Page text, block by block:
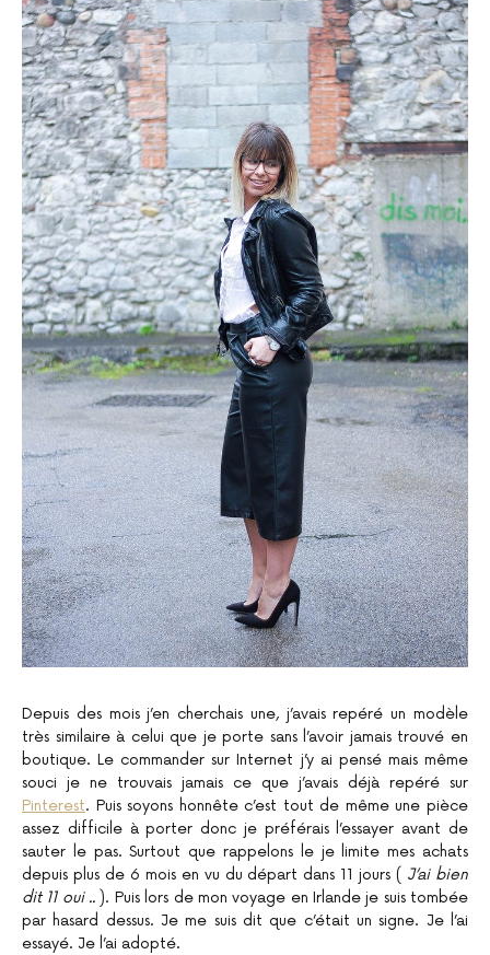
Depuis des mois j’en cherchais une, j’avais repéré un modèle
très similaire à celui que je porte sans l’avoir jamais trouvé en
boutique. Le commander sur Internet j’y ai pensé mais même
souci je ne trouvais jamais ce que j’avais déjà repéré sur
Pinterest. Puis soyons honnête c’est tout de même une pièce
assez difficile à porter donc je préférais l’essayer avant de
sauter le pas. Surtout que rappelons le je limite mes achats
depuis plus de 6 mois en vu du départ dans 11 jours ( J’ai bien
dit 11 oui .. ). Puis lors de mon voyage en Irlande je suis tombée
par hasard dessus. Je me suis dit que c’était un signe. Je l’ai
essayé. Je l’ai adopté.